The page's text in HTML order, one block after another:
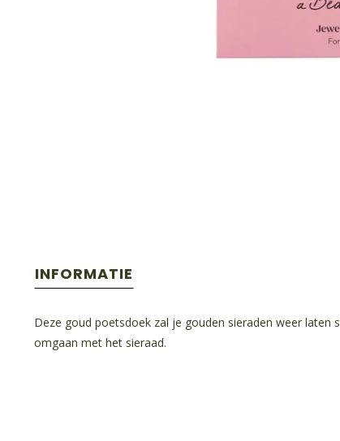
INFORMATIE
Deze goud poetsdoek zal je gouden sieraden weer laten
omgaan met het sieraad.